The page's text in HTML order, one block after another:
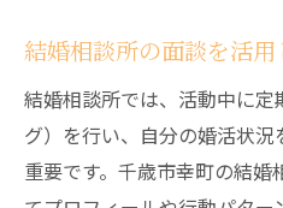
結婚相談所の面談を活
結婚相談所では、活動中に
グ）を行い、自分の婚活状
重要です。千歳市幸町の結婚